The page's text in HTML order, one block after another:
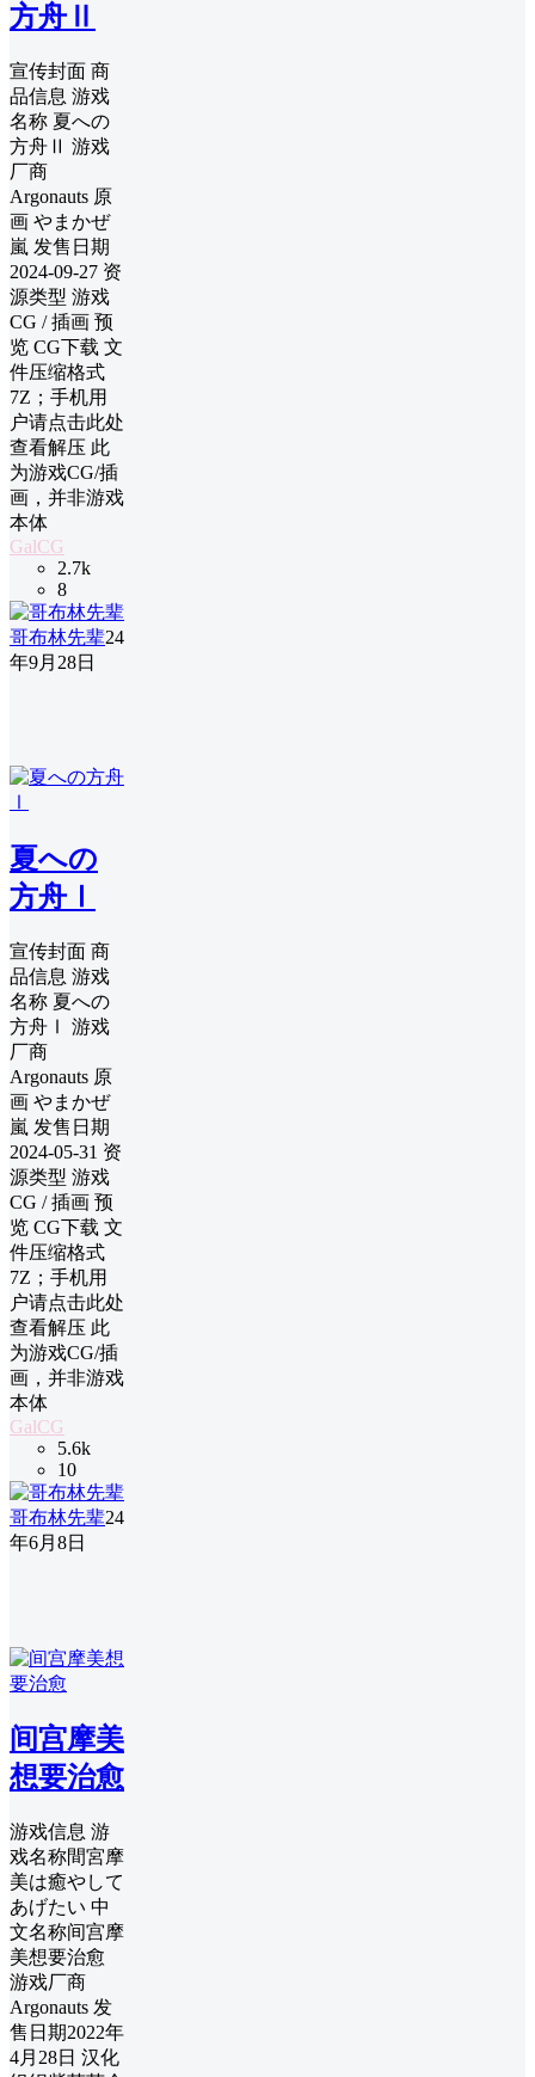
方舟Ⅱ
宣传封面 商
品信息 游戏
名称 夏への
方舟Ⅱ 游戏
厂商
Argonauts 原
画 やまかぜ
嵐 发售日期
2024-09-27 资
源类型 游戏
CG / 插画 预
览 CG下载 文
件压缩格式
7Z；手机用
户请点击此处
查看解压 此
为游戏CG/插
画，并非游戏
本体
GalCG
2.7k
8
哥布林先辈24
年9月28日
夏への
方舟Ⅰ
宣传封面 商
品信息 游戏
名称 夏への
方舟Ⅰ 游戏
厂商
Argonauts 原
画 やまかぜ
嵐 发售日期
2024-05-31 资
源类型 游戏
CG / 插画 预
览 CG下载 文
件压缩格式
7Z；手机用
户请点击此处
查看解压 此
为游戏CG/插
画，并非游戏
本体
GalCG
5.6k
10
哥布林先辈24
年6月8日
间宫摩美
想要治愈
游戏信息 游
戏名称間宮摩
美は癒やして
あげたい 中
文名称间宫摩
美想要治愈
游戏厂商
Argonauts 发
售日期2022年
4月28日 汉化